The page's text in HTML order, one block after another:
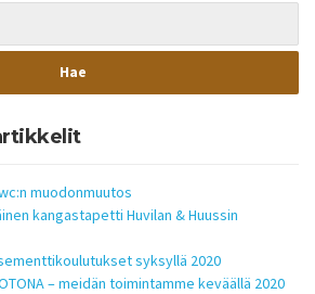
muodonmuutos
kangastapetti Huvilan & Huussin
syksyllä 2020
– meidän toimintamme keväällä 2020